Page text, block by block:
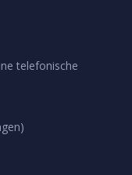
telefonische